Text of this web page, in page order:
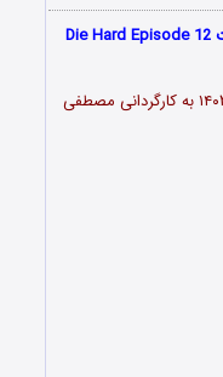
دانلود قسمت دوازدهم سریال جان سخت Die Hard Episode 12
سریال جان سخت قسمت 12 محصول ۱۴۰۳ به کارگردانی مصطفی